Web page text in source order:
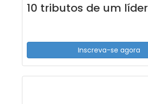
10 tributos de um líder
Inscreva-se agora